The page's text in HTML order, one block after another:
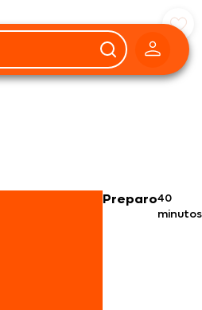
Preparo40
minutos